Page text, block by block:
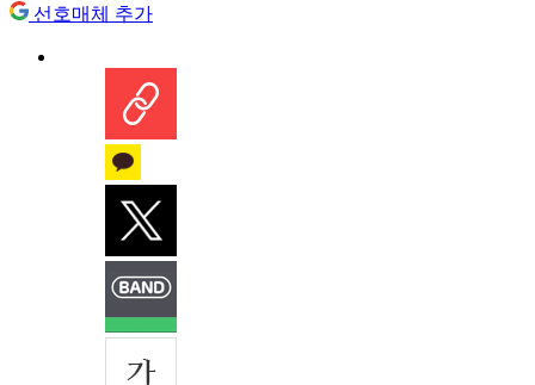
선호매체 추가